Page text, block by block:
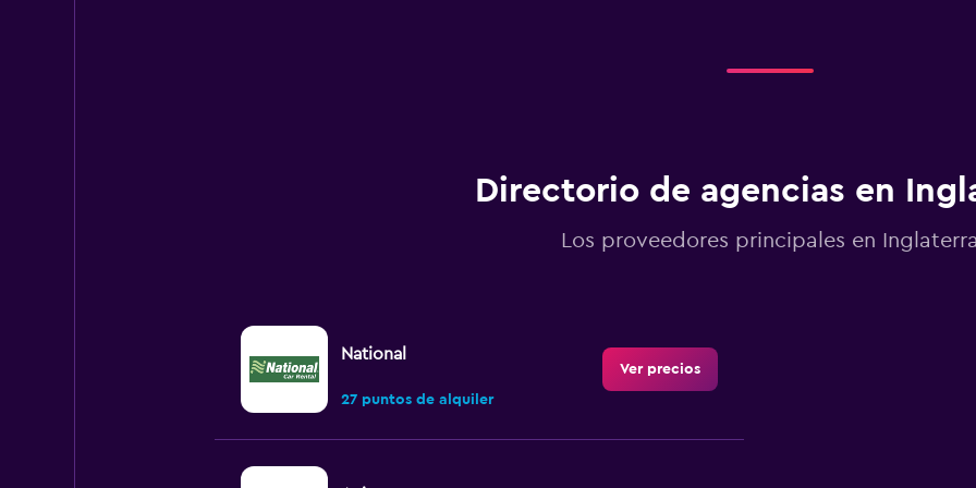
Directorio de agencias en
Los proveedores principales en Inglaterra
National
27 puntos de alquiler
Ver precios